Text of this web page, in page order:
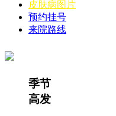
皮肤病图片
预约挂号
来院路线
季节
高发